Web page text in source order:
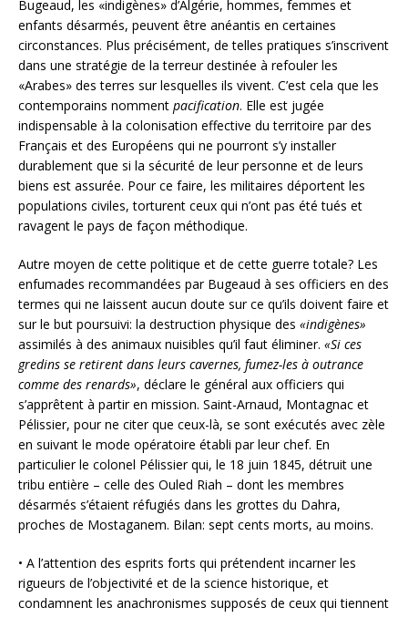
Bugeaud, les «indigènes» d’Algérie, hommes, femmes et
enfants désarmés, peuvent être anéantis en certaines
circonstances. Plus précisément, de telles pratiques s’inscrivent
dans une stratégie de la terreur destinée à refouler les
«Arabes» des terres sur lesquelles ils vivent. C’est cela que les
contemporains nomment pacification. Elle est jugée
indispensable à la colonisation effective du territoire par des
Français et des Européens qui ne pourront s’y installer
durablement que si la sécurité de leur personne et de leurs
biens est assurée. Pour ce faire, les militaires déportent les
populations civiles, torturent ceux qui n’ont pas été tués et
ravagent le pays de façon méthodique.
Autre moyen de cette politique et de cette guerre totale? Les
enfumades recommandées par Bugeaud à ses officiers en des
termes qui ne laissent aucun doute sur ce qu’ils doivent faire et
sur le but poursuivi: la destruction physique des «indigènes»
assimilés à des animaux nuisibles qu’il faut éliminer. «Si ces
gredins se retirent dans leurs cavernes, fumez-les à outrance
comme des renards», déclare le général aux officiers qui
s’apprêtent à partir en mission. Saint-Arnaud, Montagnac et
Pélissier, pour ne citer que ceux-là, se sont exécutés avec zèle
en suivant le mode opératoire établi par leur chef. En
particulier le colonel Pélissier qui, le 18 juin 1845, détruit une
tribu entière – celle des Ouled Riah – dont les membres
désarmés s’étaient réfugiés dans les grottes du Dahra,
proches de Mostaganem. Bilan: sept cents morts, au moins.
• A l’attention des esprits forts qui prétendent incarner les
rigueurs de l’objectivité et de la science historique, et
condamnent les anachronismes supposés de ceux qui tiennent